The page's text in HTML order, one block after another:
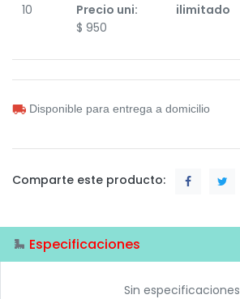
10
Precio uni:
$ 950
ilimitado
Disponible para entrega a domicilio
Comparte este producto:
Especificaciones
Sin especificaciones